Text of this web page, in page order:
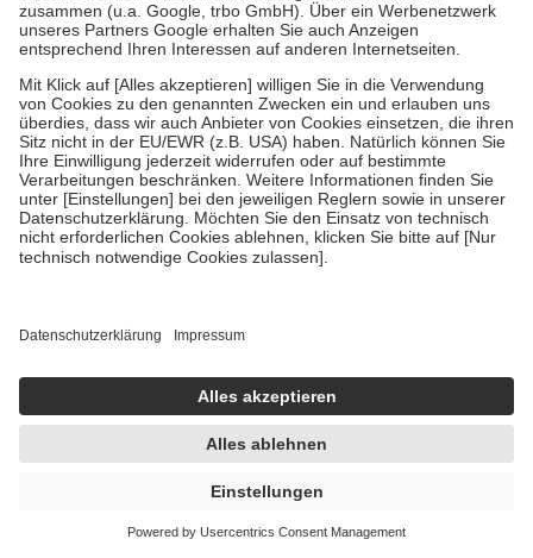
-61%
AVP: 20,37 €
7,92 €
sofort lieferbar
In den Warenkorb
ratioAllerg Heuschnupfenspray 10 ml
Nasenspray